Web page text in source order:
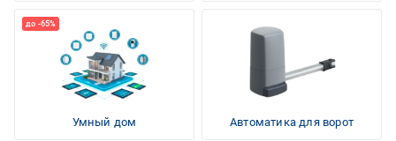
Умный дом Автоматика для ворот